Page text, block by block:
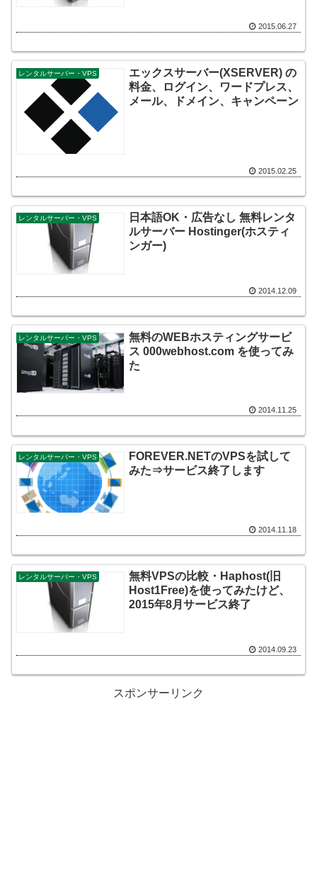
2015.06.27
レンタルサーバー・VPS
エックスサーバー(XSERVER) の
料金、ログイン、ワードプレス、
メール、ドメイン、キャンペーン
2015.02.25
レンタルサーバー・VPS
日本語OK・広告なし 無料レンタ
ルサーバー Hostinger(ホスティ
ンガー)
2014.12.09
レンタルサーバー・VPS
無料のWEBホスティングサービ
ス 000webhost.com を使ってみ
た
2014.11.25
レンタルサーバー・VPS
FOREVER.NETのVPSを試して
みた⇒サービス終了します
2014.11.18
レンタルサーバー・VPS
無料VPSの比較・Haphost(旧
Host1Free)を使ってみたけど、
2015年8月サービス終了
2014.09.23
スポンサーリンク